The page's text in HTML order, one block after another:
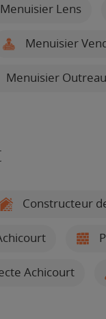
Menuisier Lens
Menuisier
Menuisier Outreau
Constructeur
Achicourt